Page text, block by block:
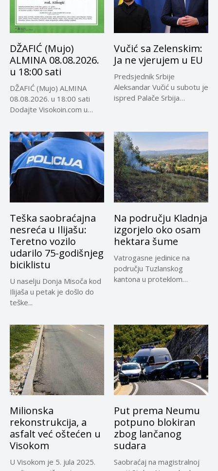
DŽAFIĆ (Mujo)
ALMINA 08.08.2026.
u 18:00 sati
DŽAFIĆ (Mujo) ALMINA
08.08.2026. u 18:00 sati
Dodajte Visokoin.com u
Vučić sa Zelenskim:
Ja ne vjerujem u EU
Predsjednik Srbije
Aleksandar Vučić u subotu je
ispred Palače Srbija
Teška saobraćajna
nesreća u Ilijašu:
Teretno vozilo
udarilo 75-godišnjeg
biciklistu
U naselju Donja Misoča kod
Ilijaša u petak je došlo do
teške...
Na području Kladnja
izgorjelo oko osam
hektara šume
Vatrogasne jedinice na
području Tuzlanskog
kantona u proteklom
Milionska
rekonstrukcija, a
asfalt već oštećen u
Visokom
U Visokom je 5. jula 2025.
Put prema Neumu
potpuno blokiran
zbog lančanog
sudara
Saobraćaj na magistralnoj